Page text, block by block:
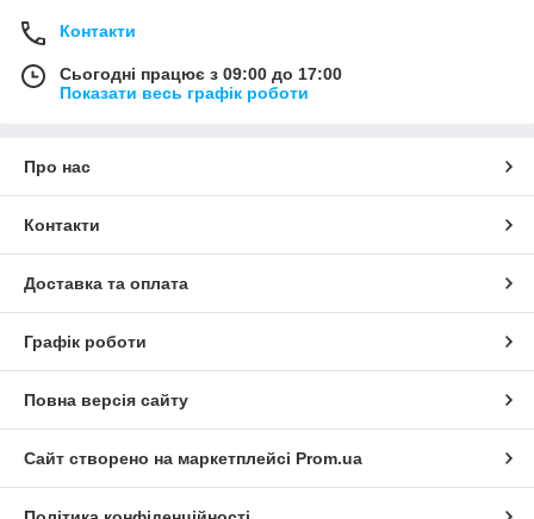
Контакти
Сьогодні працює з 09:00 до 17:00
Показати весь графік роботи
Про нас
Контакти
Доставка та оплата
Графік роботи
Повна версія сайту
Сайт створено на маркетплейсі Prom.ua